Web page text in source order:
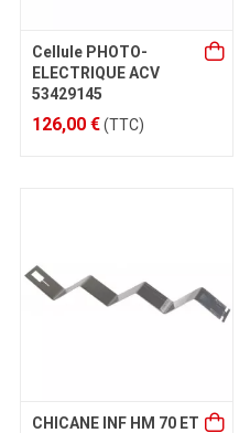
Cellule PHOTO-
ELECTRIQUE ACV
53429145
126,00 €(TTC)
CHICANE INF HM 70 ET